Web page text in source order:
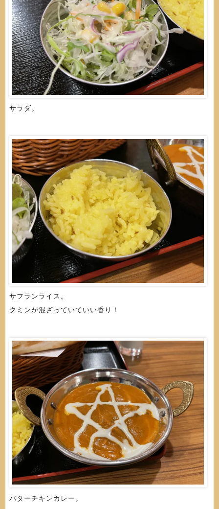
サラダ。
サフランライス。
クミンが混ざっていていい香り！
バターチキンカレー。